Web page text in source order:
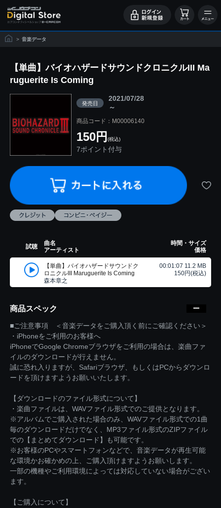
> 音楽データ
【単曲】バイオハザードサウンドクロニクルIII Ma
ruguerite Is Coming
発売日
2021/07/28
～
商品コード：M00006140
150円 (税込)
7ポイント付与
試聴
曲名
アーティスト
時間・サイズ
価格
【単曲】バイオハザードサウンドク
ロニクルIII Maruguerite Is Coming
森本章之
00:01:07 11.2 MB
150円(税込)
商品スペック
■ご注意事項 ＜音楽データをご購入頂く前にご確認ください＞
・iPhoneをご利用のお客様へ
iPhoneでGoogle Chromeブラウザをご利用の場合は、楽曲ファ
イルのダウンロードが行えません。
誠に恐れ入りますが、Safariブラウザ、もしくはPCからダウンロ
ードを頂けますようお願いいたします。
【ダウンロードのファイル形式について】
・楽曲ファイルは、WAVファイル形式でのご提供となります。
※アルバムでご購入された場合のみ、WAVファイル形式での1曲
毎のダウンロードだけでなく、MP3ファイル形式のZIPファイル
での【まとめてダウンロード】も可能です。
※お客様のPCやスマートフォンなどで、音楽データが再生可能
な環境かお確かめの上、ご購入頂けますようお願いします。
一部の機種やご利用環境によっては対応していない場合がござい
ます。
【ご購入について】